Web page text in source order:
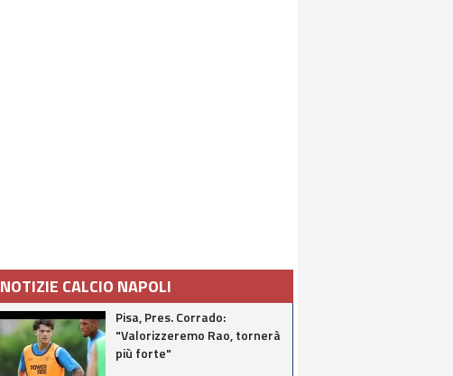
NOTIZIE CALCIO NAPOLI
Pisa, Pres. Corrado:
"Valorizzeremo Rao, tornerà
più forte"